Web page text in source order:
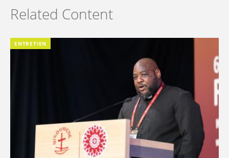
Related Content
ENTRETIEN